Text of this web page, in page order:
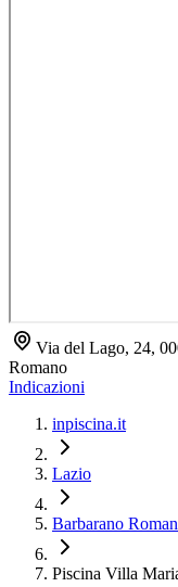
Via del Lago, 24,
Romano
Indicazioni
inpiscina.it
Lazio
Barbarano
Piscina Villa